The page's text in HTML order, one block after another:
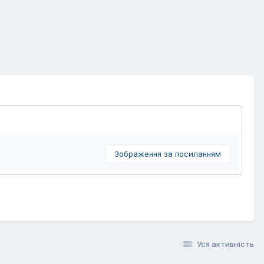
Зображення за посиланням
Уся активність